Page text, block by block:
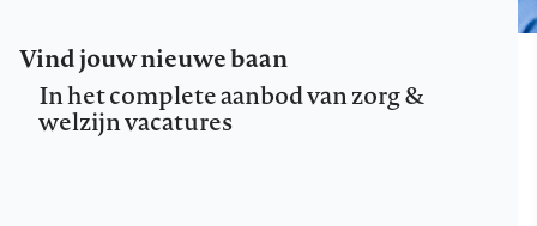
Vind jouw nieuwe baan
In het complete aanbod van zorg &
welzijn vacatures